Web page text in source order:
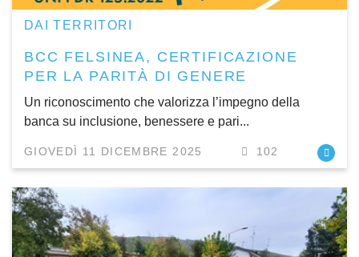
DAI TERRITORI
BCC FELSINEA, CERTIFICAZIONE
PER LA PARITÀ DI GENERE
Un riconoscimento che valorizza l’impegno della
banca su inclusione, benessere e pari...
GIOVEDÌ 11 DICEMBRE 2025 102